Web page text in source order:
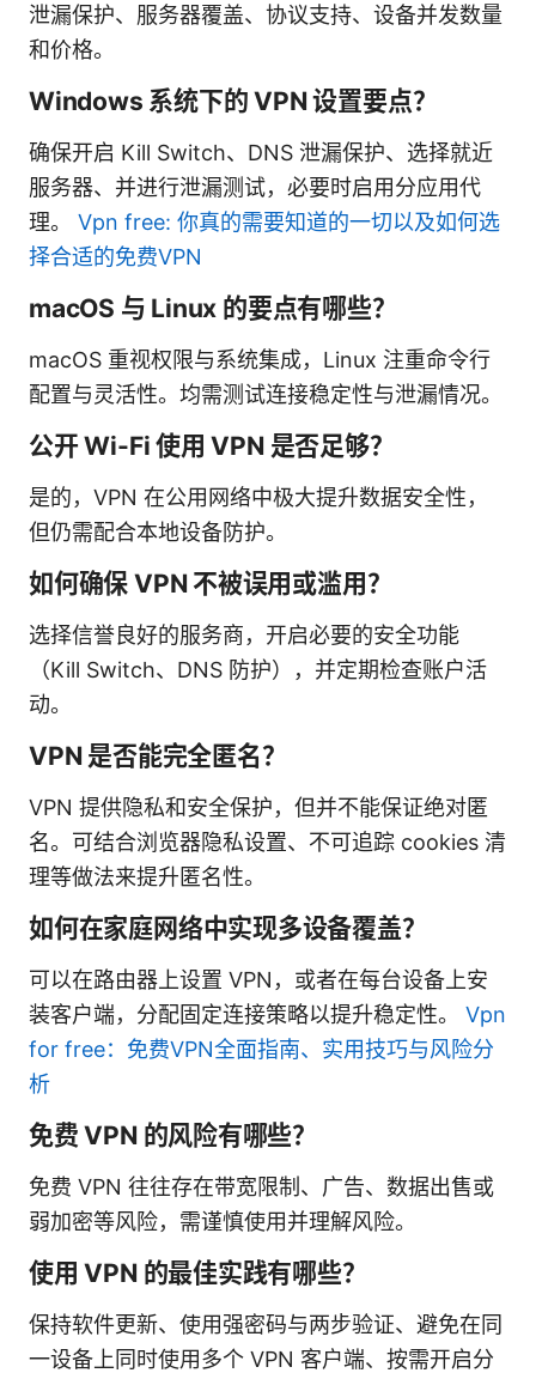
泄漏保护、服务器覆盖、协议支持、设备并发数量
和价格。
Windows 系统下的 VPN 设置要点？
确保开启 Kill Switch、DNS 泄漏保护、选择就近
服务器、并进行泄漏测试，必要时启用分应用代
理。 Vpn free: 你真的需要知道的一切以及如何选
择合适的免费VPN
macOS 与 Linux 的要点有哪些？
macOS 重视权限与系统集成，Linux 注重命令行
配置与灵活性。均需测试连接稳定性与泄漏情况。
公开 Wi-Fi 使用 VPN 是否足够？
是的，VPN 在公用网络中极大提升数据安全性，
但仍需配合本地设备防护。
如何确保 VPN 不被误用或滥用？
选择信誉良好的服务商，开启必要的安全功能
（Kill Switch、DNS 防护），并定期检查账户活
动。
VPN 是否能完全匿名？
VPN 提供隐私和安全保护，但并不能保证绝对匿
名。可结合浏览器隐私设置、不可追踪 cookies 清
理等做法来提升匿名性。
如何在家庭网络中实现多设备覆盖？
可以在路由器上设置 VPN，或者在每台设备上安
装客户端，分配固定连接策略以提升稳定性。 Vpn
for free：免费VPN全面指南、实用技巧与风险分
析
免费 VPN 的风险有哪些？
免费 VPN 往往存在带宽限制、广告、数据出售或
弱加密等风险，需谨慎使用并理解风险。
使用 VPN 的最佳实践有哪些？
保持软件更新、使用强密码与两步验证、避免在同
一设备上同时使用多个 VPN 客户端、按需开启分